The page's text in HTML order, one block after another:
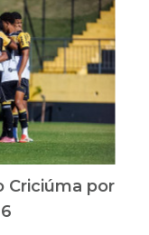
Criciúma por